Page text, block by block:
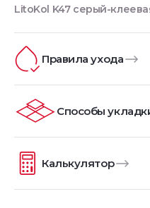
LitoKol K47 серый-
Правила ухода
Способы
Калькулятор